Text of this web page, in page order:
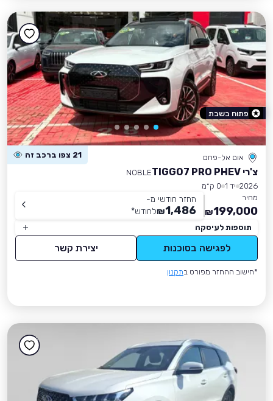
אום אל-פחם 21 צפו ברכב זה
צ'רי TIGGO7 PRO PHEV
NOBLE
2026 יד 1
0 ק״מ
מחיר
199,000
₪
החזר חודשי מ-
1,486
₪לחודש*
תוספות לעיסקה
לפגישה בסוכנות יצירת קשר
*חישוב ההחזר מפורט בתקנון
פתוח בשבת